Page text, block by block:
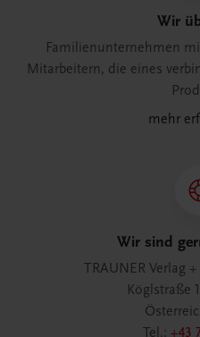
Wir
Familienunternehmen
Mitarbeitern, die eines
mehr
Wir sind
TRAUNER Verlag
Köglstraße
Tel.: +43